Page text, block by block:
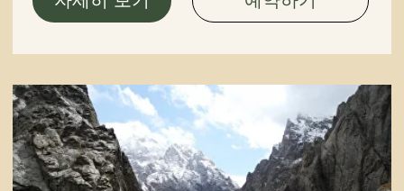
내비게이션
기사
투어
전송하기
의하게 됩니다.